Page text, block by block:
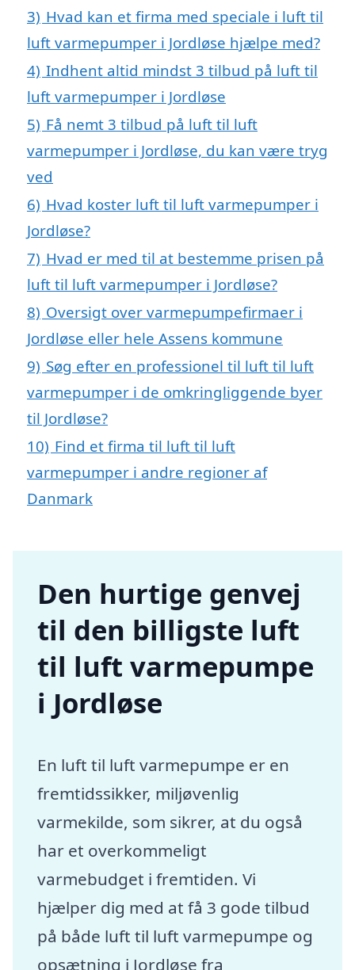
3) Hvad kan et firma med speciale i luft til
luft varmepumper i Jordløse hjælpe med?
4) Indhent altid mindst 3 tilbud på luft til
luft varmepumper i Jordløse
5) Få nemt 3 tilbud på luft til luft
varmepumper i Jordløse, du kan være tryg
ved
6) Hvad koster luft til luft varmepumper i
Jordløse?
7) Hvad er med til at bestemme prisen på
luft til luft varmepumper i Jordløse?
8) Oversigt over varmepumpefirmaer i
Jordløse eller hele Assens kommune
9) Søg efter en professionel til luft til luft
varmepumper i de omkringliggende byer
til Jordløse?
10) Find et firma til luft til luft
varmepumper i andre regioner af
Danmark
Den hurtige genvej
til den billigste luft
til luft varmepumpe
i Jordløse
En luft til luft varmepumpe er en
fremtidssikker, miljøvenlig
varmekilde, som sikrer, at du også
har et overkommeligt
varmebudget i fremtiden. Vi
hjælper dig med at få 3 gode tilbud
på både luft til luft varmepumpe og
opsætning i Jordløse fra